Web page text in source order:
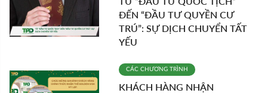
ĐẾN “ĐẦU TƯ QUYỀN CƯ
TRÚ”: SỰ DỊCH CHUYỂN TẤT
YẾU
CÁC CHƯƠNG TRÌNH
KHÁCH HÀNG NHẬN